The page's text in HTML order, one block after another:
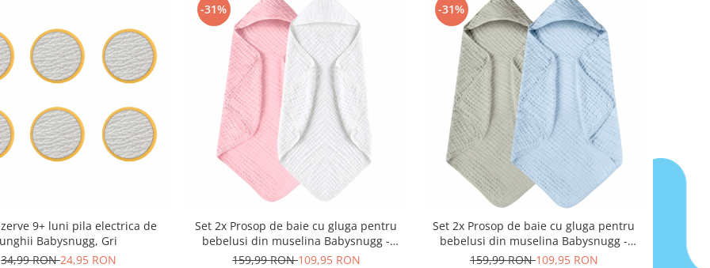
9+ luni pila electrica de
unghii Babysnugg, Gri
34,99 RON24,95 RON
-31%
Set 2x Prosop de baie cu gluga pentru
bebelusi din muselina Babysnugg -
80x80cm, 0-3 ani, moale, absorbant,
159,99 RON109,95 RON
-31%
Set 2x Prosop de baie cu gluga pentru
bebelusi din muselina Babysnugg -
80x80cm, 0-3 ani, moale, absorbant,
159,99 RON109,95 RON